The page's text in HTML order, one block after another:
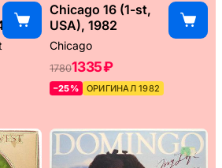
Chicago 16 (1-st,
USA), 1982
Chicago
17801335 ₽
–25% ОРИГИНАЛ 1982